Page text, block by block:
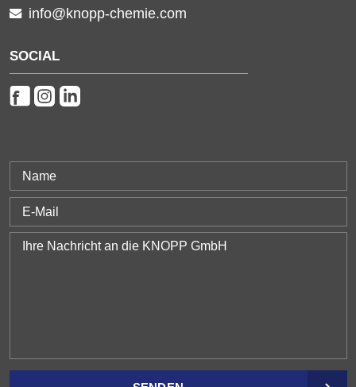
info@knopp-chemie.com
SOCIAL